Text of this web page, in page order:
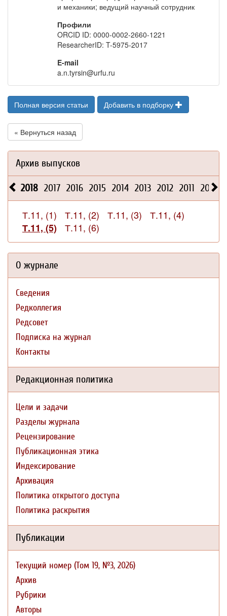
и механики; ведущий научный сотрудник
Профили
ORCID ID: 0000-0002-2660-1221
ResearcherID: T-5975-2017
E-mail
a.n.tyrsin@urfu.ru
Полная версия статьи Добавить в подборку
« Вернуться назад
Архив выпусков
2018 2017 2016 2015 2014 2013 2012 2011 2010
Т.11, (1) Т.11, (2) Т.11, (3)
Т.11, (4)
Т.11, (5)
Т.11, (6)
О журнале
Сведения
Редколлегия
Редсовет
Подписка на журнал
Контакты
Редакционная политика
Цели и задачи
Разделы журнала
Рецензирование
Публикационная этика
Индексирование
Архивация
Политика открытого доступа
Политика раскрытия
Публикации
Текущий номер (Том 19, №3, 2026)
Архив
Рубрики
Авторы